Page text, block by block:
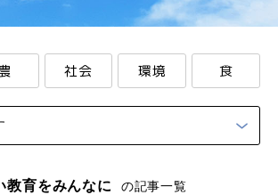
社会 環境 食
教育をみんなに の記事一覧